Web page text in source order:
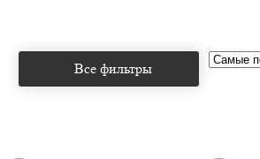
Все фильтры